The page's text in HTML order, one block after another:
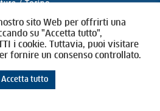
/ Torino
sito Web per offrirti una
su "Accetta tutto",
i cookie. Tuttavia, puoi visitare
fornire un consenso controllato.
Accetta tutto